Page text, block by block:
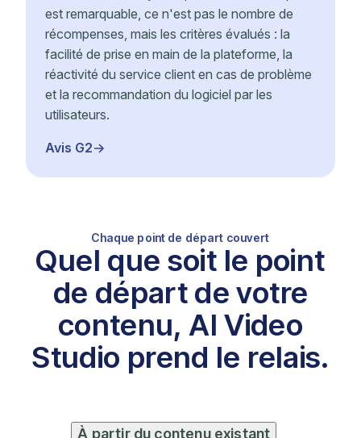
est remarquable, ce n'est pas le nombre de
récompenses, mais les critères évalués : la
facilité de prise en main de la plateforme, la
réactivité du service client en cas de problème
et la recommandation du logiciel par les
utilisateurs.
Avis G2
Chaque point de départ couvert
Quel que soit le point
de départ de votre
contenu, AI Video
Studio prend le relais.
À partir du contenu existant